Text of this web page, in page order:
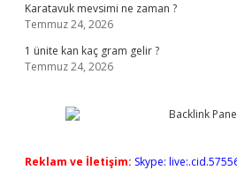
Karatavuk mevsimi ne zaman ?
Temmuz 24, 2026
1 ünite kan kaç gram gelir ?
Temmuz 24, 2026
Reklam ve İletişim: Skype: